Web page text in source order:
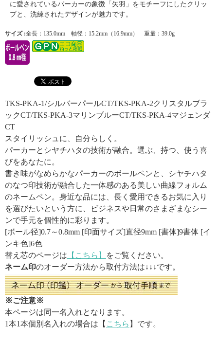
に愛されているパーカーの象徴「矢羽」をモチーフにしたクリッ
プと、洗練されたデザインが魅力です。
サイズ :全長：135.0mm 軸径：15.2mm（16.9mm） 重量：39.0g
TKS-PKA-1/シルバーパールCT/TKS-PKA-2クリスタルブラ
ックCT/TKS-PKA-3マリンブルーCT/TKS-PKA-4マジェンダ
CT
スタイリッシュに、自分らしく。
パーカーとシヤチハタの技術が融合。選ぶ、持つ、使う喜
びをあなたに。
書き味がなめらかなパーカーのボールペンと、シヤチハタ
のなつ印技術が融合した一体感のある美しい曲線フォルム
のネームペン。身近な品には、長く愛用できるお気に入り
を選びたいという方に、ビジネスや日常のさまざまなシー
ンで手元を個性的に彩ります。
[ボール径]0.7～0.8mm [印面サイズ]直径9mm [書体]9書体 [イ
ンキ色]6色
替え芯のページは 【こちら】
をご覧ください。
ネーム印のオーダー方法から取付方法は↓↓↓です。
※ご注意※
本ページは同一名入れとなります。
1本1本個別名入れの場合は【 こちら 】です。